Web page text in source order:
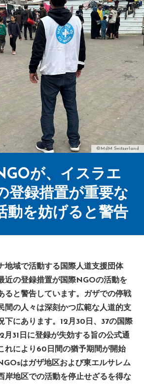
©MdM Switzerland
が、イスラエ
登録措置が重要な
動を妨げると警告
地域で活動する国際人道支援団体
近の登録措置が国際NGOの活動を
ると警告しています。ガザでの停戦
間の人々は深刻かつ広範な人道的支
下にあります。12月30日、37の国際
月31日に登録が失効する旨の公式通
れにより60日間の猶予期間が開始
はガザ地区および東エルサレム
岸地区での活動を停止せざるを得な